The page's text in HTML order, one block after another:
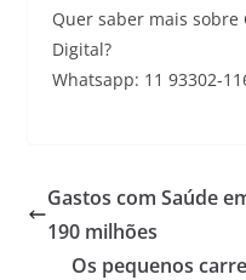
Quer saber mais sobre
Digital?
Whatsapp: 11 93302-
Gastos com Saúde
190 milhões
Os pequenos